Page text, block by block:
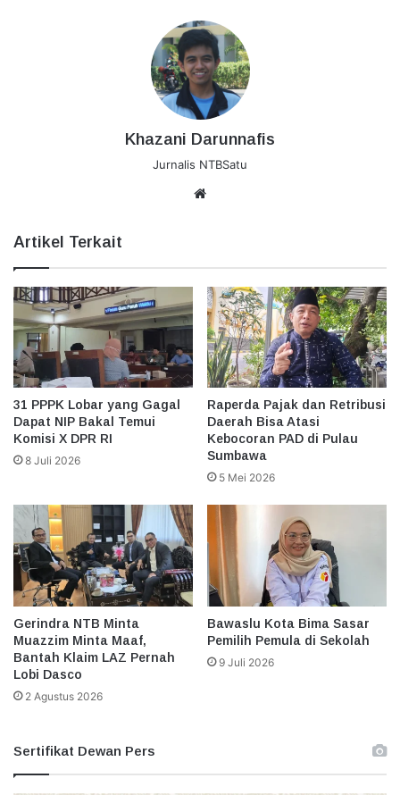
Khazani Darunnafis
Jurnalis NTBSatu
Artikel Terkait
31 PPPK Lobar yang Gagal
Dapat NIP Bakal Temui
Komisi X DPR RI
8 Juli 2026
Raperda Pajak dan Retribusi
Daerah Bisa Atasi
Kebocoran PAD di Pulau
Sumbawa
5 Mei 2026
Gerindra NTB Minta
Muazzim Minta Maaf,
Bantah Klaim LAZ Pernah
Lobi Dasco
2 Agustus 2026
Bawaslu Kota Bima Sasar
Pemilih Pemula di Sekolah
9 Juli 2026
Sertifikat Dewan Pers